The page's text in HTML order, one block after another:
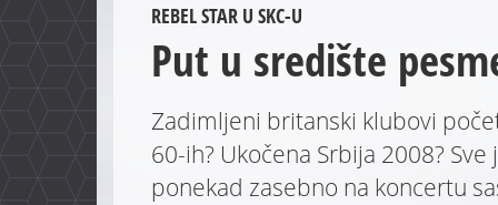
REBEL STAR U SKC-U
Put u središte
Zadimljeni britanski klubovi
60-ih? Ukočena Srbija 2008?
ponekad zasebno na koncertu